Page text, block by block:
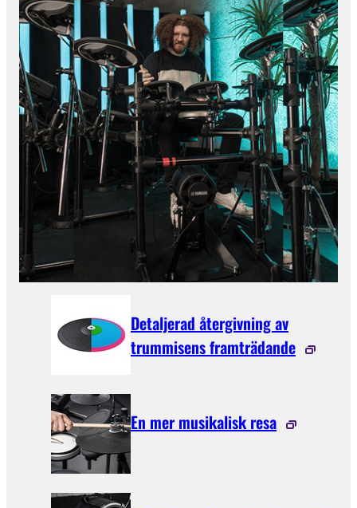
Detaljerad återgivning av
trummisens framträdande
En mer musikalisk resa